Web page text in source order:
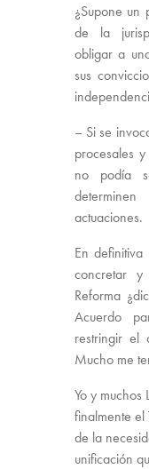
¿Supone un
de la
obligar a
sus
– Si se
procesales
no podía
actuaciones.
En definitiva
concretar
Reforma
Acuerdo
restringir el
Mucho me
Yo y muchos
finalmente el
de la
unificación